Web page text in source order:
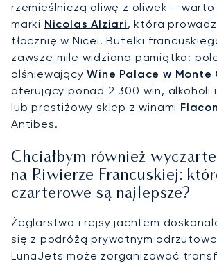
rzemieślniczą oliwę z oliwek –
marki Nicolas Alziari, która
tłocznię w Nicei. Butelki
zawsze mile widziana pamiątka:
olśniewającyWine Palace w Monte
oferujący ponad 2 300 win, alkoholi
lub prestiżowy sklep z winami
Antibes.
Chciałbym również
na Riwierze Francuskiej:
czarterowe są najlepsze?
Żeglarstwo i rejsy jachtem
się z podróżą prywatnym
LunaJets może zorganizować